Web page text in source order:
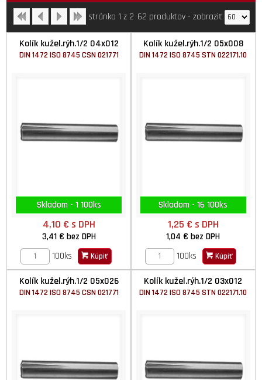
stránka 1 z 2 62 produktov- zobraziť
Kolík kužel.rýh.1/2 04x012
DIN 1472 ISO 8745 CSN 021771
Skladom - 1 100ks
4,10 € s DPH
3,41 € bez DPH
100ks
Kúpiť
Kolík kužel.rýh.1/2 05x008
DIN 1472 ISO 8745 STN 022171.10
Skladom - 16 100ks
1,25 € s DPH
1,04 €bez DPH
100ks
Kúpiť
Kolík kužel.rýh.1/2 05x026
DIN 1472 ISO 8745 CSN 021771
Kolík kužel.rýh.1/2 03x012
DIN 1472 ISO 8745 STN 022171.10